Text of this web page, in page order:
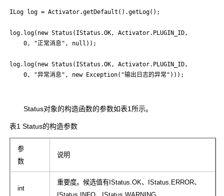
ILog log = Activator.getDefault().getLog();
log.log(new Status(IStatus.OK, Activator.PLUGIN_ID,
log.log(new Status(IStatus.OK, Activator.PLUGIN_ID,
Status对象的构造函数的参数如表1所示。
表1 Status的构造参数
参
数
说明
int
重要度。候选值有IStatus.OK、IStatus.ERROR、